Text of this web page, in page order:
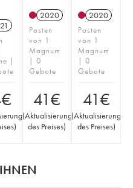
|
€
)
2020
Posten
von 1
Magnum
| 0
Gebote
41€
(Aktualisierung
des Preises)
2020
Posten
von 1
Magnum
| 0
Gebote
41€
(Aktualisierung
des Preises)